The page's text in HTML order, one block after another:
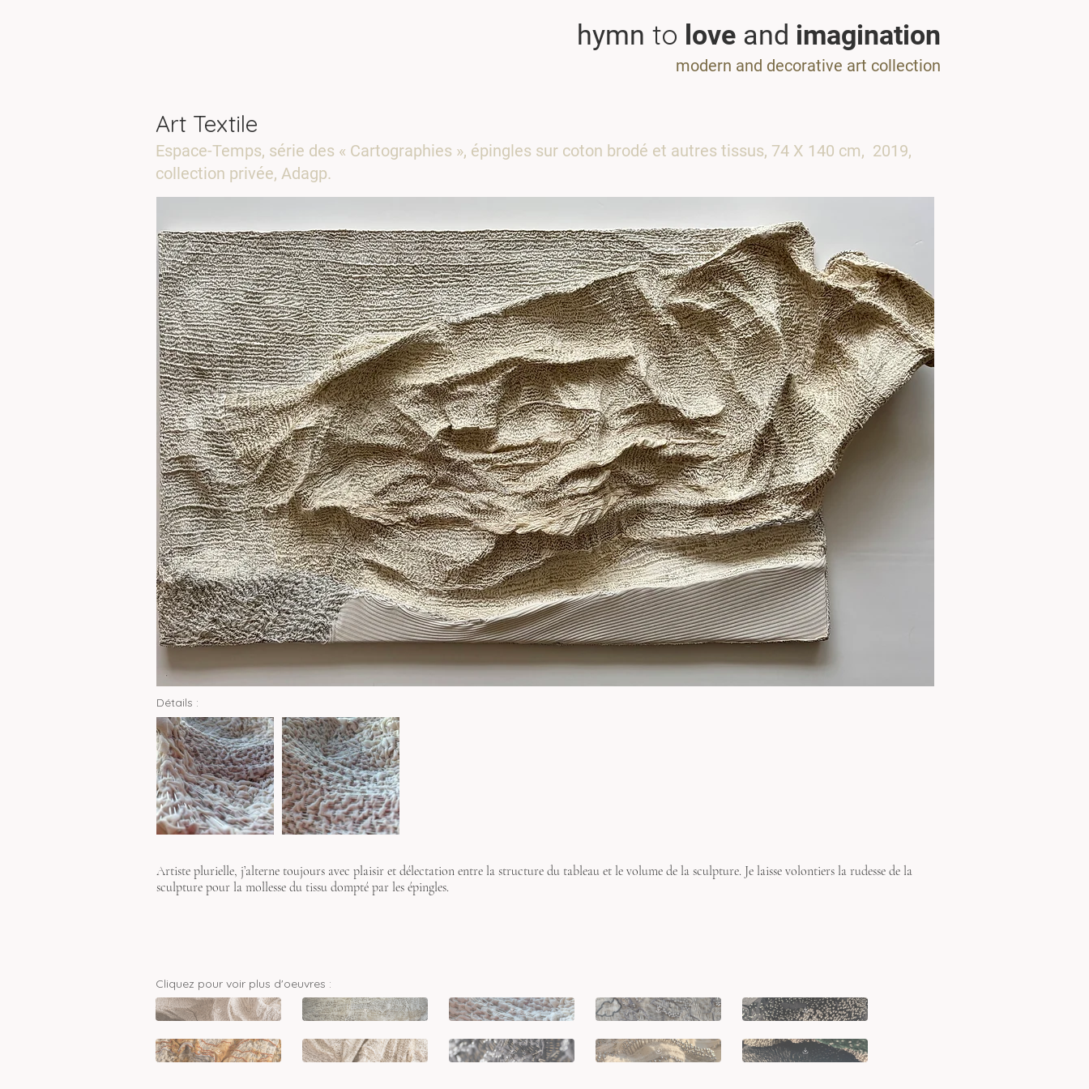
hymn to love and imagination
modern and decorative art collection
Art Textile
Espace-Temps, série des « Cartographies », épingles sur coton brodé et autres tissus, 74 X 140 cm, 2019,
collection privée, Adagp.
Détails :
Artiste plurielle, j’alterne toujours avec plaisir et délectation entre la structure du tableau et le volume de la sculpture. Je laisse volontiers la rudesse de la
sculpture pour la mollesse du tissu dompté par les épingles.
Cliquez pour voir plus d'oeuvres :